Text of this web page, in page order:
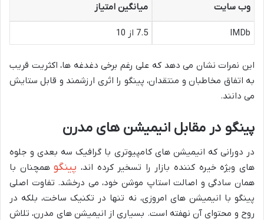
وب سایت میانگین امتیاز
IMDb 7.5 از 10
این نمرات نشان می دهد که علی رغم برخی دغدغه ها، اکثریت قریب
به اتفاق مخاطبان و منتقدان، پینگو را اثری ارزشمند و قابل ستایش
می دانند.
پینگو در مقابل انیمیشن های مدرن
در دورانی که انیمیشن های کامپیوتری با گرافیک سه بعدی و جلوه
های ویژه خیره کننده بازار را تسخیر کرده اند، پینگوهمچنان با
همان سادگی و اصالت استاپ موشن خود، می درخشد. تفاوت اصلی
پینگو با انیمیشن های امروزی، نه تنها در تکنیک ساخت، بلکه در
روح و محتوای آن نهفته است. بسیاری از انیمیشن های مدرن، تلاش